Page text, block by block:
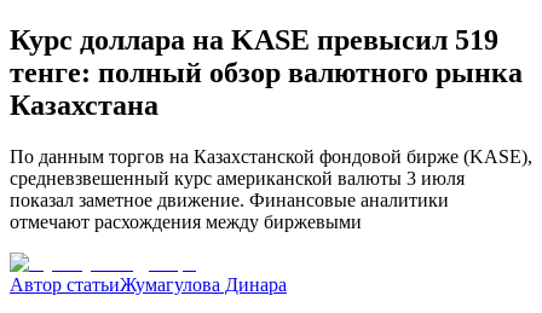
Курс доллара на KASE превысил 519
тенге: полный обзор валютного рынка
Казахстана
По данным торгов на Казахстанской фондовой бирже (KASE),
средневзвешенный курс американской валюты 3 июля
показал заметное движение. Финансовые аналитики
отмечают расхождения между биржевыми
Автор статьиЖумагулова Динара